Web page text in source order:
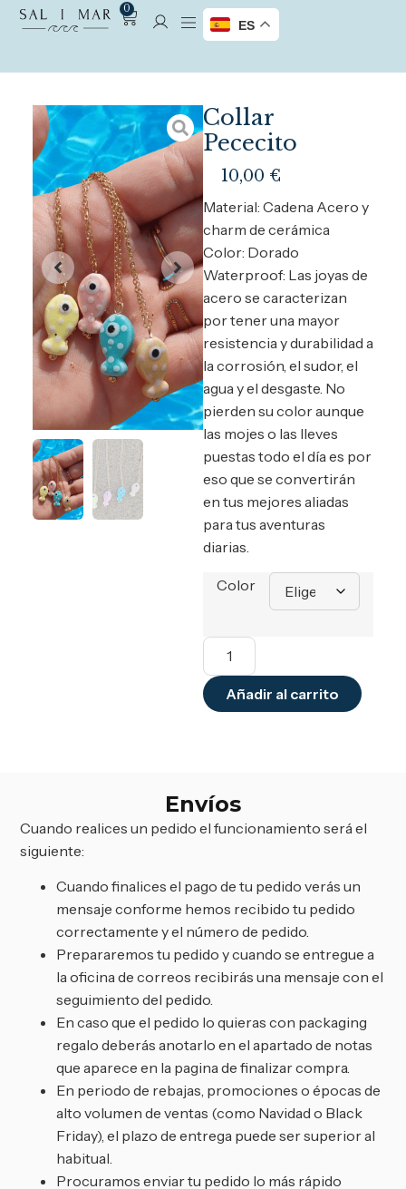
0
ES
Collar
Pececito
10,00 €
Material: Cadena Acero y
charm de cerámica
Color: Dorado
Waterproof: Las joyas de
acero se caracterizan
por tener una mayor
resistencia y durabilidad a
la corrosión, el sudor, el
agua y el desgaste. No
pierden su color aunque
las mojes o las lleves
puestas todo el día es por
eso que se convertirán
en tus mejores aliadas
para tus aventuras
diarias.
Color
Añadir al carrito
Envíos
Cuando realices un pedido el funcionamiento será el
siguiente:
Cuando finalices el pago de tu pedido verás un
mensaje conforme hemos recibido tu pedido
correctamente y el número de pedido.
Prepararemos tu pedido y cuando se entregue a
la oficina de correos recibirás una mensaje con el
seguimiento del pedido.
En caso que el pedido lo quieras con packaging
regalo deberás anotarlo en el apartado de notas
que aparece en la pagina de finalizar compra.
En periodo de rebajas, promociones o épocas de
alto volumen de ventas (como Navidad o Black
Friday), el plazo de entrega puede ser superior al
habitual.
Procuramos enviar tu pedido lo más rápido